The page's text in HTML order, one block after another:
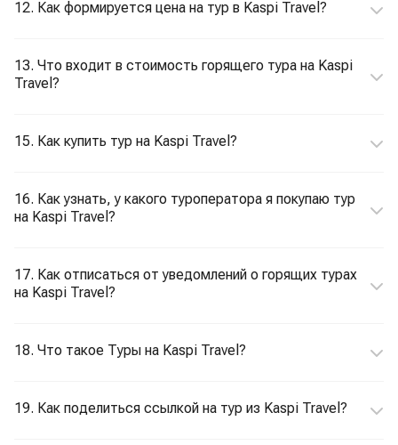
12. Как формируется цена на тур в Kaspi Travel?
13. Что входит в стоимость горящего тура на Kaspi
Travel?
15. Как купить тур на Kaspi Travel?
16. Как узнать, у какого туроператора я покупаю тур
на Kaspi Travel?
17. Как отписаться от уведомлений о горящих турах
на Kaspi Travel?
18. Что такое Туры на Kaspi Travel?
19. Как поделиться ссылкой на тур из Kaspi Travel?